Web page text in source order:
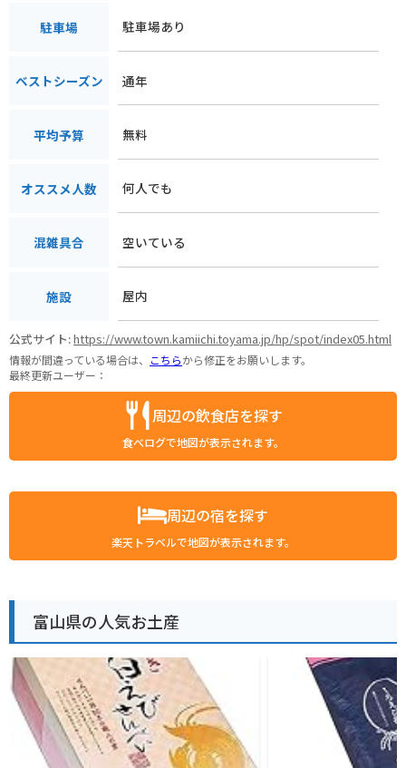
駐車場 駐車場あり
ベストシーズン 通年
平均予算 無料
オススメ人数 何人でも
混雑具合 空いている
施設 屋内
公式サイト:https://www.town.kamiichi.toyama.jp/hp/spot/index05.html
情報が間違っている場合は、 こちらから修正をお願いします。
最終更新ユーザー：
周辺の飲食店を探す
食べログで地図が表示されます。
周辺の宿を探す
楽天トラベルで地図が表示されます。
富山県の人気お土産